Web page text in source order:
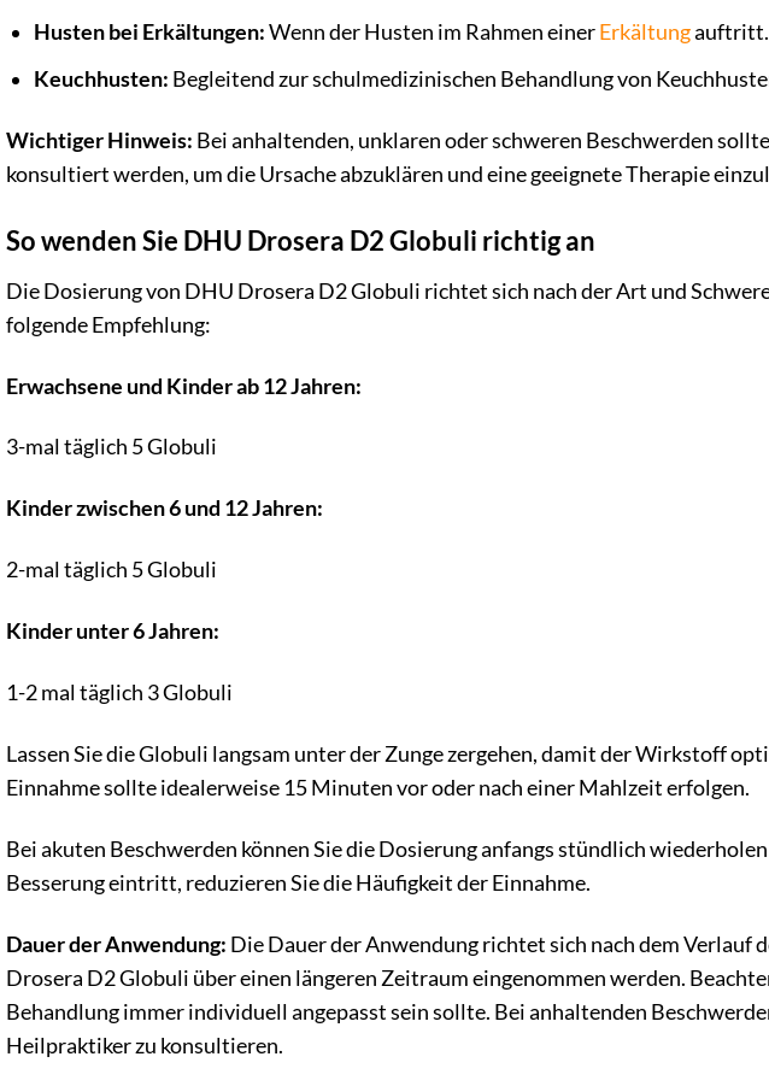
Husten bei Erkältungen:Wenn der Husten im Rahmen einerErkältungauftritt.
Keuchhusten: Begleitend zur schulmedizinischen Behandlung von
Wichtiger Hinweis: Bei anhaltenden, unklaren oder schweren Beschwerden
konsultiert werden, um die Ursache abzuklären und eine geeignete Therapie
So wenden Sie DHU Drosera D2 Globuli richtig an
Die Dosierung von DHU Drosera D2 Globuli richtet sich nach der Art und
folgende Empfehlung:
Erwachsene und Kinder ab 12 Jahren:
3-mal täglich 5 Globuli
Kinder zwischen 6 und 12 Jahren:
2-mal täglich 5 Globuli
Kinder unter 6 Jahren:
1-2 mal täglich 3 Globuli
Lassen Sie die Globuli langsam unter der Zunge zergehen, damit der Wirkstoff
Einnahme sollte idealerweise 15 Minuten vor oder nach einer Mahlzeit erfolgen.
Bei akuten Beschwerden können Sie die Dosierung anfangs stündlich
Besserung eintritt, reduzieren Sie die Häufigkeit der Einnahme.
Dauer der Anwendung: Die Dauer der Anwendung richtet sich nach dem Verlauf
Drosera D2 Globuli über einen längeren Zeitraum eingenommen werden.
Behandlung immer individuell angepasst sein sollte. Bei anhaltenden
Heilpraktiker zu konsultieren.